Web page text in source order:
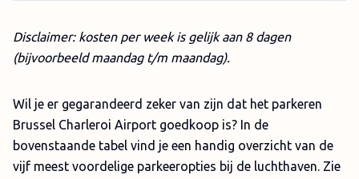
Disclaimer: kosten per week is gelijk aan 8 dagen
(bijvoorbeeld maandag t/m maandag).
Wil je er gegarandeerd zeker van zijn dat het parkeren
Brussel Charleroi Airport goedkoop is? In de
bovenstaande tabel vind je een handig overzicht van de
vijf meest voordelige parkeeropties bij de luchthaven. Zie